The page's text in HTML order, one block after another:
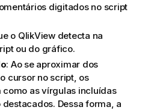
digitados no script
o QlikView detecta na
ou do gráfico.
: Ao se aproximar dos
cursor no script, os
como as vírgulas incluídas
Dessa forma, a